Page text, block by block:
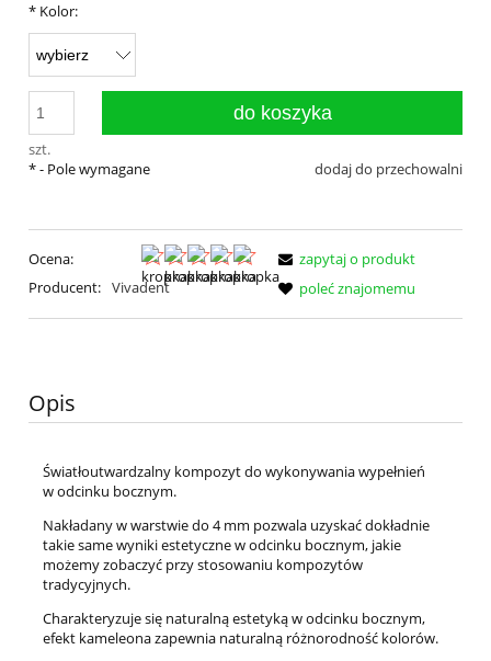
* Kolor:
szt.
do koszyka
dodaj do przechowalni
*- Pole wymagane
Ocena:
Producent: Vivadent
zapytaj o produkt
poleć znajomemu
Opis
Światłoutwardzalny kompozyt do wykonywania wypełnień
w odcinku bocznym.
Nakładany w warstwie do 4 mm pozwala uzyskać dokładnie
takie same wyniki estetyczne w odcinku bocznym, jakie
możemy zobaczyć przy stosowaniu kompozytów
tradycyjnych.
Charakteryzuje się naturalną estetyką w odcinku bocznym,
efekt kameleona zapewnia naturalną różnorodność kolorów.